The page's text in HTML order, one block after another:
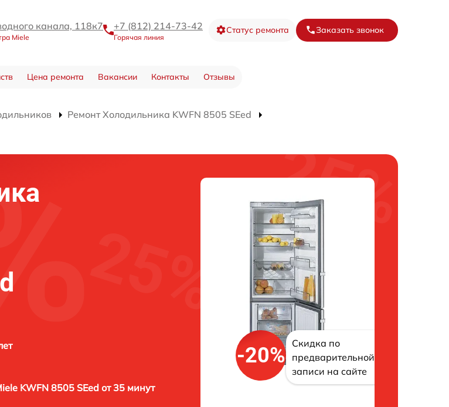
канала, 118к7
Miele
+7 (812) 214-73-42
Горячая линия
Статус ремонта Заказать звонок
Цена ремонта Вакансии Контакты Отзывы
Ремонт Холодильника KWFN 8505 SEed
KWFN 8505 SEed от 35 минут
-20%
Скидка по
предварительной
записи на сайте